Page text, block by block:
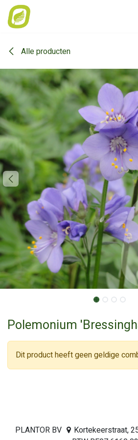
Overslaan naar inhoud
Alle producten
Polemonium
Dit product heeft geen geldige
PLANTOR BV
Kortekeerstraat,